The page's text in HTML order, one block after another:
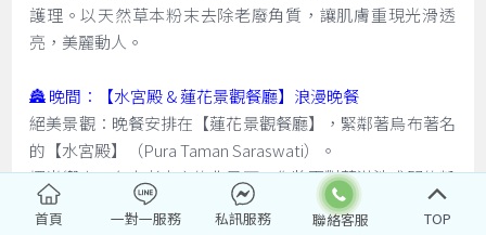
護理。以天然草本粉末去除老廢角質，讓肌膚重現光滑透
亮，美麗動人。
🏯 晚間：【水宮殿 & 蓮花景觀餐廳】浪漫晚餐
絕美景觀：晚餐安排在【蓮花景觀餐廳】，緊鄰著烏布著名
的【水宮殿】（Pura Taman Saraswati）。
燭光饗宴：在古老寺廟的背景下，您將面對著滿池盛開的粉
紅蓮花，伴隨著峇里島傳統舞蹈（有時需視表演時間而
首頁 一對一服務 私訊服務 TOP